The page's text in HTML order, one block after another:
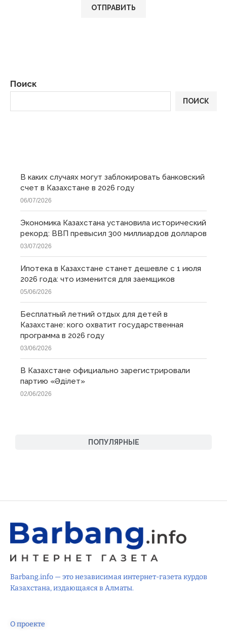
Поиск
ПОИСК
ПОПУЛЯРНЫЕ
В каких случаях могут заблокировать банковский
счет в Казахстане в 2026 году
06/07/2026
Экономика Казахстана установила исторический
рекорд: ВВП превысил 300 миллиардов долларов
03/07/2026
Ипотека в Казахстане станет дешевле с 1 июля
2026 года: что изменится для заемщиков
05/06/2026
Бесплатный летний отдых для детей в
Казахстане: кого охватит государственная
программа в 2026 году
03/06/2026
В Казахстане официально зарегистрировали
партию «Əділет»
02/06/2026
Barbang.info — это независимая интернет-газета курдов
Казахстана, издающаяся в Алматы.
О проекте